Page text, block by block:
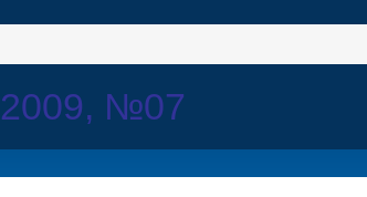
2009, №07